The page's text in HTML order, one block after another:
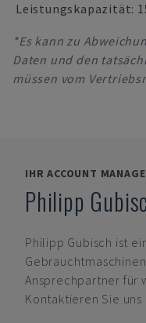
Leistungskapazität:
*Es kann zu
Daten und den
müssen vom
IHR ACCOUNT
Philipp
Philipp Gubisch ist
Ansprechpartner für
Kontaktieren Sie